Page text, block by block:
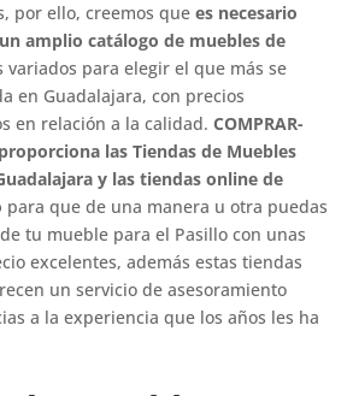
por ello, creemos quees necesario
amplio catálogo de muebles de
variados para elegir el que más se
en Guadalajara, con precios
en relación a la calidad.COMPRAR-
las Tiendas de Muebles
y las tiendas online de
para que de una manera u otra puedas
tu mueble para el Pasillo con unas
excelentes, además estas tiendas
un servicio de asesoramiento
a la experiencia que los años les ha